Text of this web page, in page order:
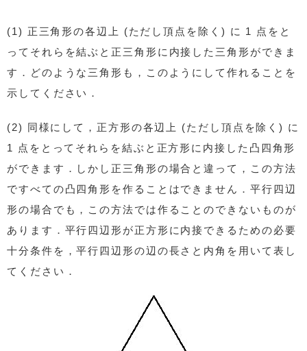
(1) 正三角形の各辺上 (ただし頂点を除く) に 1 点をと
ってそれらを結ぶと正三角形に内接した三角形ができま
す．どのような三角形も，このようにして作れることを
示してください．
(2) 同様にして，正方形の各辺上 (ただし頂点を除く) に
1 点をとってそれらを結ぶと正方形に内接した凸四角形
ができます．しかし正三角形の場合と違って，この方法
ですべての凸四角形を作ることはできません．平行四辺
形の場合でも，この方法では作ることのできないものが
あります．平行四辺形が正方形に内接できるための必要
十分条件を，平行四辺形の辺の長さと内角を用いて表し
てください．